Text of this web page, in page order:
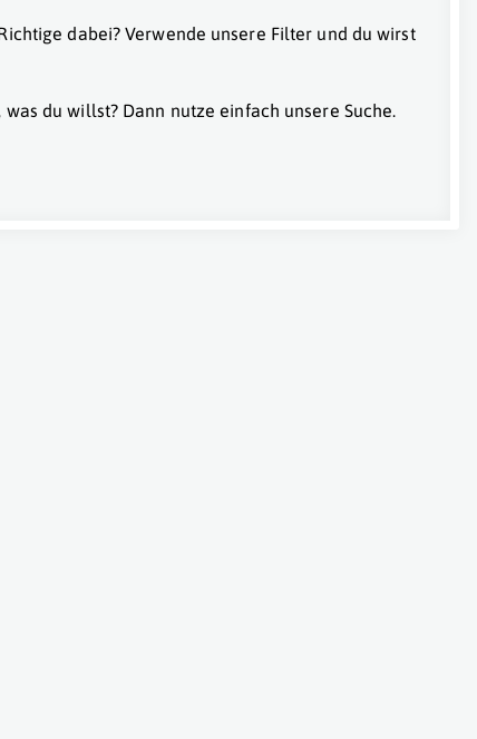
dabei? Verwende unsere Filter und du wirst
was du willst? Dann nutze einfach unsere Suche.